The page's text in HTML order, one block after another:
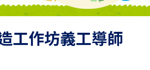
工作坊義工導師